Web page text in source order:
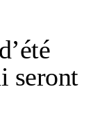
seront